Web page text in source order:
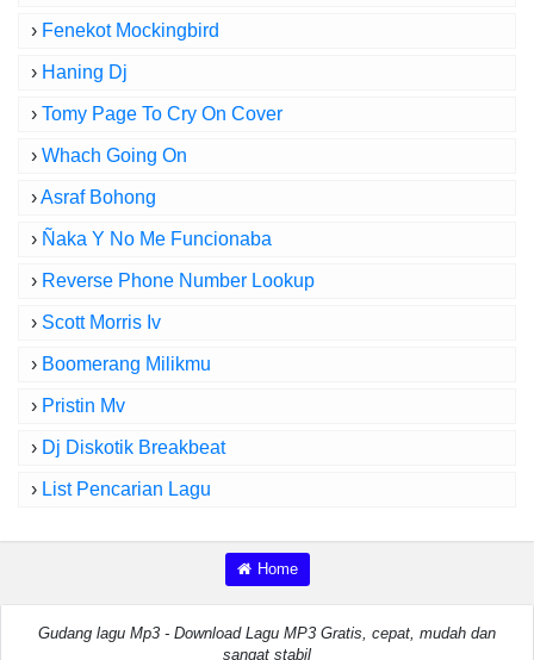
› Fenekot Mockingbird
› Haning Dj
› Tomy Page To Cry On Cover
› Whach Going On
›Asraf Bohong
› Ñaka Y No Me Funcionaba
› Reverse Phone Number Lookup
› Scott Morris Iv
› Boomerang Milikmu
› Pristin Mv
› Dj Diskotik Breakbeat
› List Pencarian Lagu
Home
Gudang lagu Mp3 - Download Lagu MP3 Gratis, cepat, mudah dan
sangat stabil